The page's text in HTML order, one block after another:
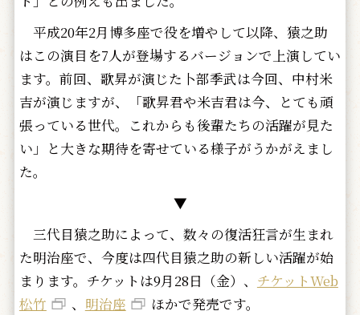
平成20年2月博多座で役を増やして以降、猿之助
はこの演目を7人が登場するバージョンで上演してい
ます。前回、歌昇が演じた卜部季武は今回、中村米
吉が演じますが、「歌昇君や米吉君は今、とても頑
張っている世代。これからも後輩たちの活躍が見た
い」と大きな期待を寄せている様子がうかがえまし
た。
▼
三代目猿之助によって、数々の復活狂言が生まれ
た明治座で、今度は四代目猿之助の新しい活躍が始
まります。チケットは9月28日（金）、 チケットWeb
松竹
、 明治座 ほかで発売です。